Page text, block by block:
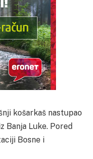
košarkaš nastupao
Banja Luke. Pored
Bosne i